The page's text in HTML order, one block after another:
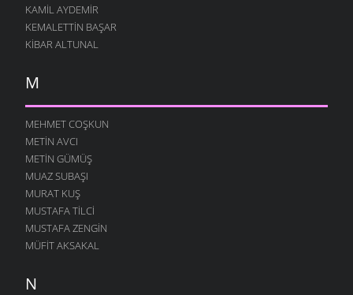
KAMIL AYDEMIR
KEMALETTIN BAŞAR
KIBAR ALTUNAL
M
MEHMET COŞKUN
METIN AVCI
METIN GÜMÜŞ
MUAZ SUBAŞI
MURAT KUŞ
MUSTAFA TILCI
MUSTAFA ZENGIN
MÜFIT AKSAKAL
N